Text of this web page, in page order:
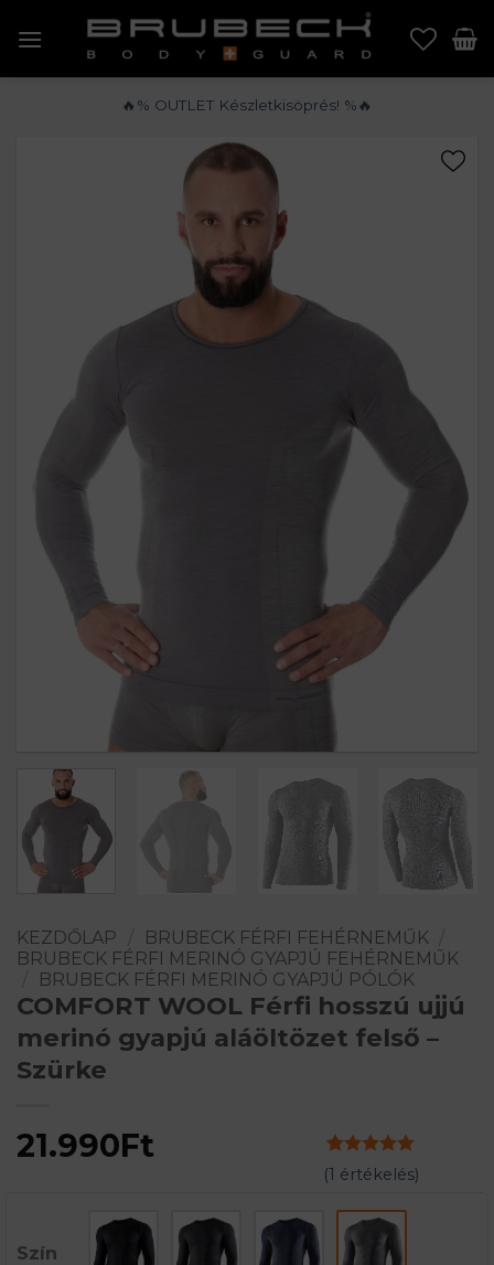
🔥% OUTLET Készletkisöprés! %🔥
KEZDŐLAP BRUBECK FÉRFI FEHÉRNEMŰK
BRUBECK FÉRFI MERINÓ GYAPJÚ FEHÉRNEMŰK
BRUBECK FÉRFI MERINÓ GYAPJÚ PÓLÓK
COMFORT WOOL Férfi hosszú ujjú
merinó gyapjú aláöltözet felső –
Szürke
21.990Ft
Értékelés5
az 5-ből,
1
alapján
(1 értékelés)
Szín